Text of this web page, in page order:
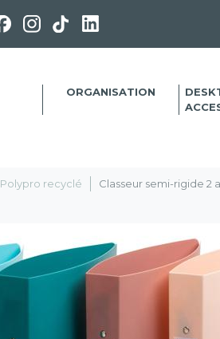
ORGANISATION
Polypro recyclé Classeur semi-rigide 2